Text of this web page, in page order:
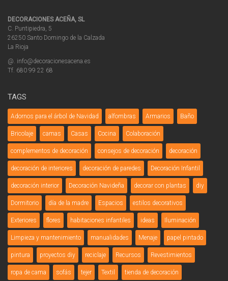
DECORACIONES ACEÑA, SL
C. Puntipiedra, 5
26250 Santo Domingo de la Calzada
La Rioja
@. info@decoracionesacena.es
Tf. 680 99 22 68
TAGS
Adornos para el árbol de Navidad alfombras Armarios Baño
Bricolaje camas Casas Cocina Colaboración
complementos de decoración consejos de decoración decoración
decoración de interiores decoración de paredes Decoración Infantil
decoración interior Decoración Navideña decorar con plantas diy
Dormitorio día de la madre Espacios estilos decorativos
Exteriores flores habitaciones infantiles ideas Iluminación
Limpieza y mantenimiento manualidades Menaje papel pintado
pintura proyectos diy reciclaje Recursos Revestimientos
ropa de cama sofás tejer Textil tienda de decoración